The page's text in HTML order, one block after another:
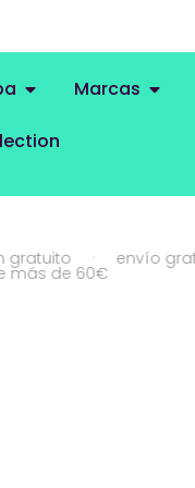
Marcas
· envío gratuito
60€